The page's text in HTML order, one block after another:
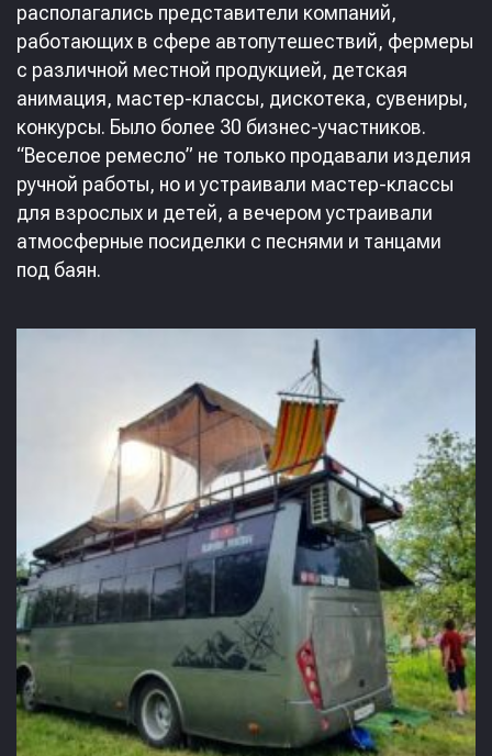
располагались представители компаний,
работающих в сфере автопутешествий, фермеры
с различной местной продукцией, детская
анимация, мастер-классы, дискотека, сувениры,
конкурсы. Было более 30 бизнес-участников.
“Веселое ремесло” не только продавали изделия
ручной работы, но и устраивали мастер-классы
для взрослых и детей, а вечером устраивали
атмосферные посиделки с песнями и танцами
под баян.